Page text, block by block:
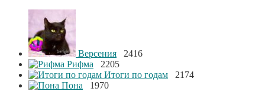
Версения
2416
Рифма
2205
Итоги по годам
2174
Пона
1970